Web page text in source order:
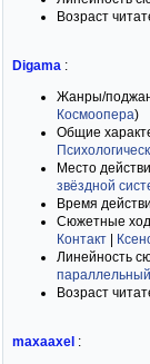
Возраст
Digama :
Жанры/
Космоопера)
Общие
Место
звёздной
Время
Сюжетные
Контакт
Линейность
параллельный
Возраст
maxaaxel :